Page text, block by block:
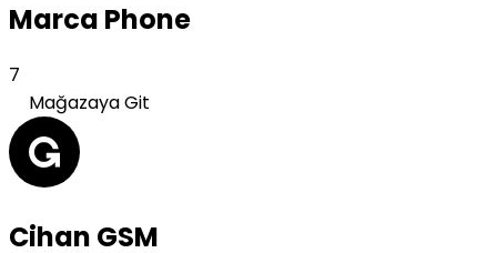
Marca Phone
7
Mağazaya Git
Cihan GSM